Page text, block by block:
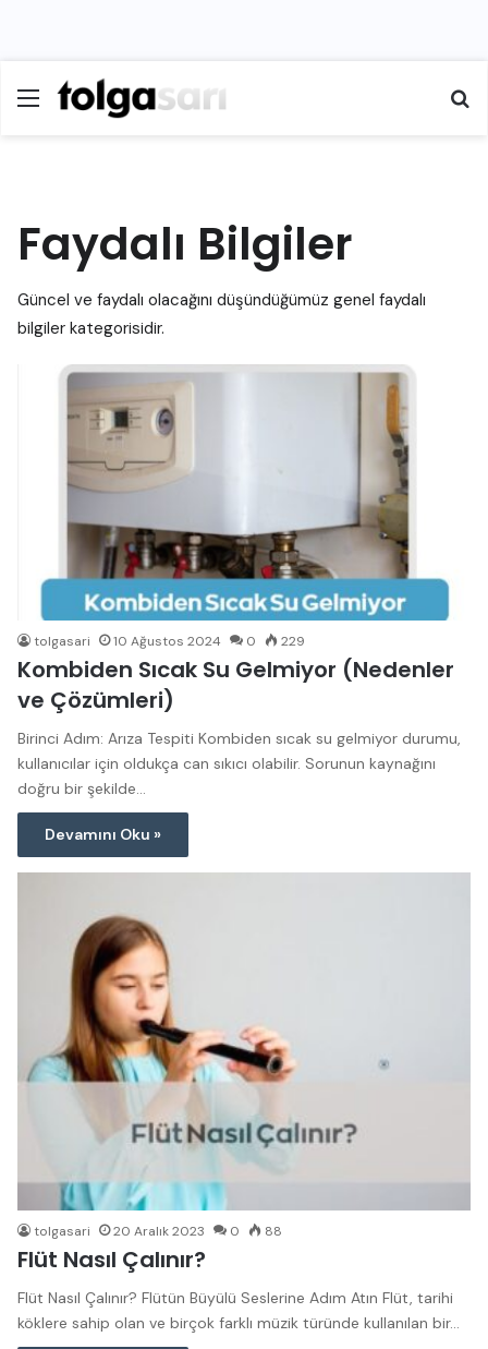
Menü
Faydalı Bilgiler
Güncel ve faydalı olacağını düşündüğümüz genel faydalı
bilgiler kategorisidir.
tolgasari 10 Ağustos 2024 0 229
Kombiden Sıcak Su Gelmiyor (Nedenler
ve Çözümleri)
Birinci Adım: Arıza Tespiti Kombiden sıcak su gelmiyor durumu,
kullanıcılar için oldukça can sıkıcı olabilir. Sorunun kaynağını
doğru bir şekilde…
Devamını Oku »
tolgasari 20 Aralık 2023 0 88
Flüt Nasıl Çalınır?
Flüt Nasıl Çalınır? Flütün Büyülü Seslerine Adım Atın Flüt, tarihi
köklere sahip olan ve birçok farklı müzik türünde kullanılan bir…